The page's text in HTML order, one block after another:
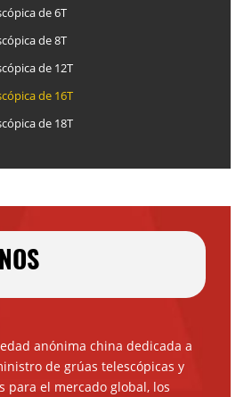
de 6T
de 8T
de 12T
de 16T
de 18T
anónima china dedicada a
de grúas telescópicas y
para el mercado global, los